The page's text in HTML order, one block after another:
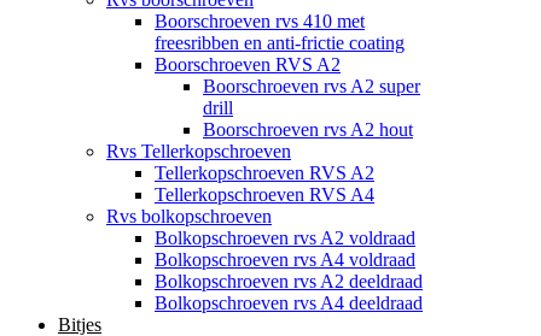
Boorschroeven rvs 410 met
freesribben en anti-frictie coating
Boorschroeven RVS A2
Boorschroeven rvs A2 super
drill
Boorschroeven rvs A2 hout
Rvs Tellerkopschroeven
Tellerkopschroeven RVS A2
Tellerkopschroeven RVS A4
Rvs bolkopschroeven
Bolkopschroeven rvs A2 voldraad
Bolkopschroeven rvs A4 voldraad
Bolkopschroeven rvs A2 deeldraad
Bolkopschroeven rvs A4 deeldraad
Bitjes